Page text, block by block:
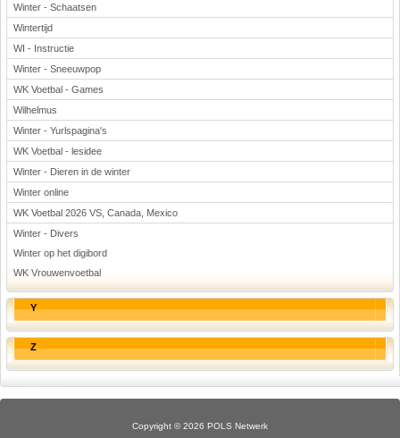
Winter - Schaatsen
Wintertijd
WI - Instructie
Winter - Sneeuwpop
WK Voetbal - Games
Wilhelmus
Winter - Yurlspagina's
WK Voetbal - lesidee
Winter - Dieren in de winter
Winter online
WK Voetbal 2026 VS, Canada, Mexico
Winter - Divers
Winter op het digibord
WK Vrouwenvoetbal
Y
Z
Copyright © 2026 POLS Netwerk